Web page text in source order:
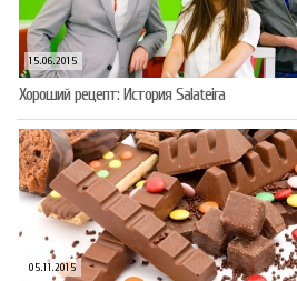
15.06.2015
Хороший рецепт: История Salateira
05.11.2015